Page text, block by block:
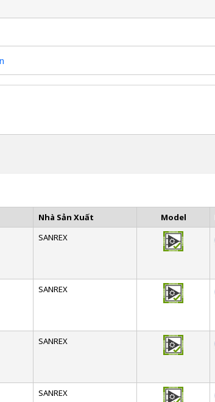
Nhà Sản Xuất Model
SANREX
SANREX
SANREX
SANREX